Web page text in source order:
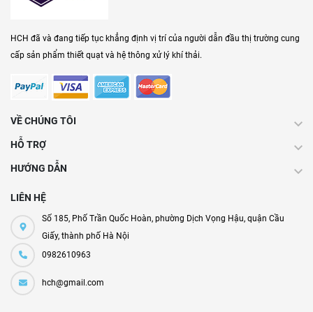
HCH đã và đang tiếp tục khẳng định vị trí của người dẫn đầu thị trường cung
cấp sản phẩm thiết quạt và hệ thông xử lý khí thải.
VỀ CHÚNG TÔI
HỖ TRỢ
HƯỚNG DẪN
LIÊN HỆ
Số 185, Phố Trần Quốc Hoàn, phường Dịch Vọng Hậu, quận Cầu
Giấy, thành phố Hà Nội
0982610963
hch@gmail.com